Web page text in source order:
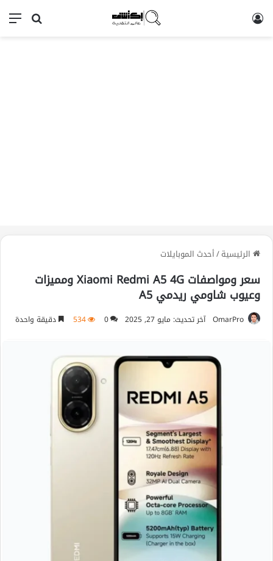
بحث عن
الرئيسية/أحدث الموبايلات
سعر ومواصفات Xiaomi Redmi A5 4G ومميزات
وعيوب شاومي ريدمي A5
OmarPro آخر تحديث: مايو 27, 2025 0
534 دقيقة واحدة